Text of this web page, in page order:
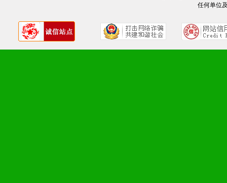
2、市场保护支持：供优
统一底价供货、严格保证
3、对代理商、经销商提供
任何单位